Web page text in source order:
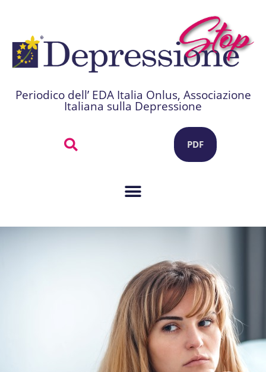
Periodico dell’ EDA Italia Onlus, Associazione
Italiana sulla Depressione
PDF